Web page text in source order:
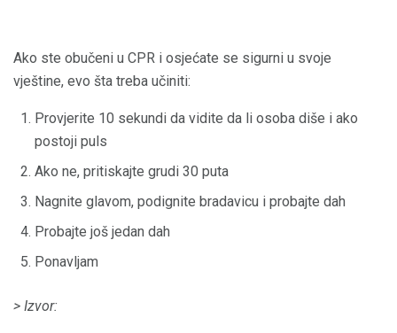
Ako ste obučeni u CPR i osjećate se sigurni u svoje
vještine, evo šta treba učiniti:
Provjerite 10 sekundi da vidite da li osoba diše i ako
postoji puls
Ako ne, pritiskajte grudi 30 puta
Nagnite glavom, podignite bradavicu i probajte dah
Probajte još jedan dah
Ponavljam
> Izvor: